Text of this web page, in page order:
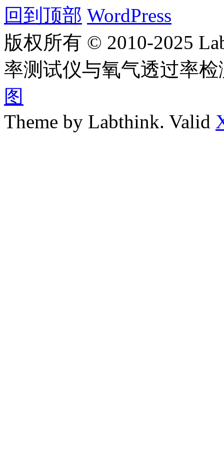
回到顶部 WordPress
版权所有 © 2010-2025
率测试仪与氧气透过率
图
Theme by Labthink. Valid